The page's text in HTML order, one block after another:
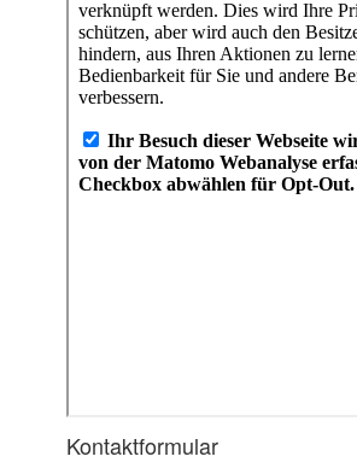
Kontaktformular